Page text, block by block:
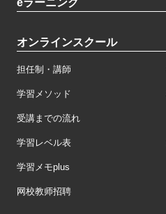
eラーニング
オンラインスクール
担任制・講師
学習メソッド
受講までの流れ
学習レベル表
学習メモplus
网校教师招聘